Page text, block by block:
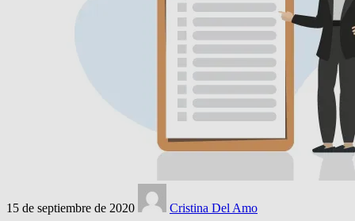
15 de septiembre de 2020 Cristina Del Amo